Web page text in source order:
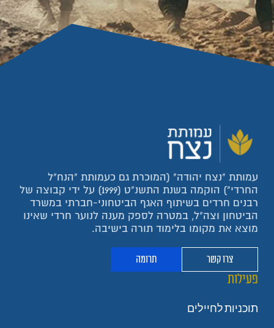
עמותת "נצח יהודה" (המוכרת גם כעמותת "הנח"ל
החרדי") הוקמה בשנת התשנ"ט (1999) על ידי קבוצה של
רבנים חרדים בשיתוף האגף הביטחוני-חברתי במשרד
הביטחון וצה"ל, במטרה לספק מענה לנוער חרדי שאינו
מוצא את מקומו בלימוד תורה בישיבה.
צרו קשר תרומה
פעילות
תוכניות לחיילים